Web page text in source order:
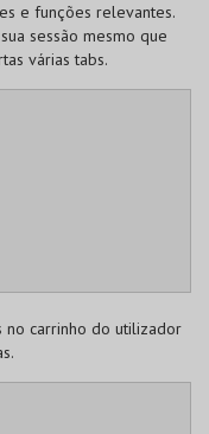
e funções relevantes.
sessão mesmo que
várias tabs.
carrinho do utilizador